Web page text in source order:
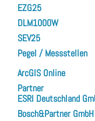
EZG25
DLM1000W
SEV25
Pegel / Messstellen
ArcGIS Online
Partner
ESRI Deutschland
Bosch&Partner GmbH